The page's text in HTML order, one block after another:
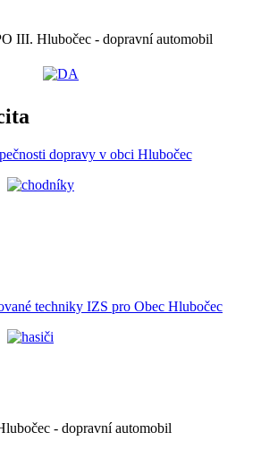
III. Hlubočec - dopravní automobil
dopravy v obci Hlubočec
techniky IZS pro Obec Hlubočec
- dopravní automobil